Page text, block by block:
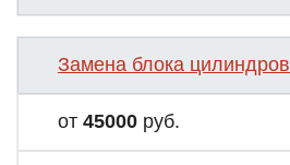
Замена блока цилиндров
от 45000 руб.